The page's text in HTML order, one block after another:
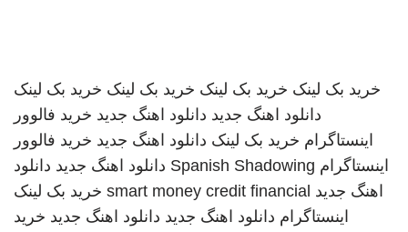
خرید بک لینک خرید بک لینک خرید بک لینک خرید بک لینک
دانلود اهنگ جدید دانلود اهنگ جدید خرید فالوور
اینستاگرام خرید بک لینک دانلود اهنگ جدید خرید فالوور
اینستاگرام Spanish Shadowing دانلود اهنگ جدید دانلود
اهنگ جدید smart money credit financial خرید بک لینک
اینستاگرام دانلود اهنگ جدید دانلود اهنگ جدید خرید